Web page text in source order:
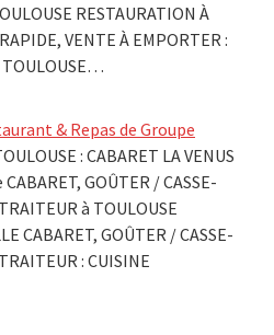
RESTAURATION À
VENTE À EMPORTER :
& Repas de Groupe
: CABARET LA VENUS
GOÛTER / CASSE-
à TOULOUSE
CABARET, GOÛTER / CASSE-
: CUISINE